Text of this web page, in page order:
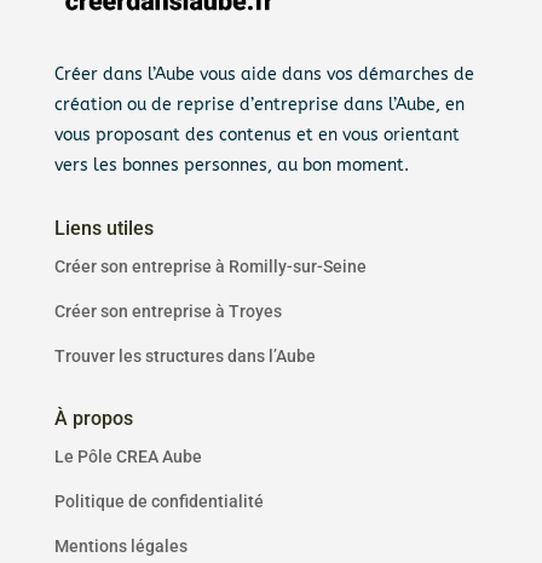
Créer dans l’Aube vous aide dans vos démarches de
création ou de reprise d’entreprise dans l’Aube, en
vous proposant des contenus et en vous orientant
vers les bonnes personnes, au bon moment.
Liens utiles
Créer son entreprise à Romilly-sur-Seine
Créer son entreprise à Troyes
Trouver les structures dans l’Aube
À propos
Le Pôle CREA Aube
Politique de confidentialité
Mentions légales